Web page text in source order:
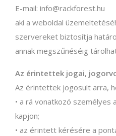
E-mail: info@rackforest.hu
aki a weboldal
szervereket biztosítja
annak megszűnéséig
Az érintettek jogai,
Az érintettek jogosult arra,
• a rá vonatkozó
kapjon;
• az érintett kérésére a